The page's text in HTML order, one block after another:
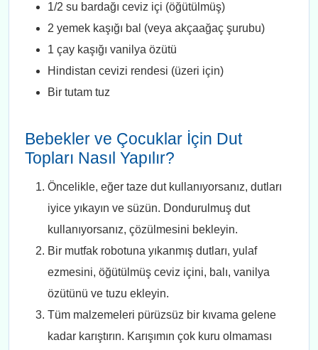
1/2 su bardağı ceviz içi (öğütülmüş)
2 yemek kaşığı bal (veya akçaağaç şurubu)
1 çay kaşığı vanilya özütü
Hindistan cevizi rendesi (üzeri için)
Bir tutam tuz
Bebekler ve Çocuklar İçin Dut
Topları Nasıl Yapılır?
Öncelikle, eğer taze dut kullanıyorsanız, dutları
iyice yıkayın ve süzün. Dondurulmuş dut
kullanıyorsanız, çözülmesini bekleyin.
Bir mutfak robotuna yıkanmış dutları, yulaf
ezmesini, öğütülmüş ceviz içini, balı, vanilya
özütünü ve tuzu ekleyin.
Tüm malzemeleri pürüzsüz bir kıvama gelene
kadar karıştırın. Karışımın çok kuru olmaması